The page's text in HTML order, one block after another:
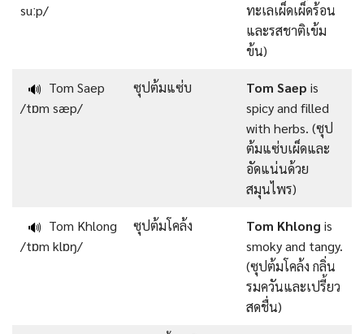
suːp/
ทะเลเผ็ดเผ็ดร้อน
และรสชาติเข้ม
ข้น)
🔊 Tom Saep
/tɒm sæp/
ซุปต้มแซ่บ Tom Saep is
spicy and filled
with herbs. (ซุป
ต้มแซ่บเผ็ดและ
อัดแน่นด้วย
สมุนไพร)
🔊 Tom Khlong
/tɒm klɒŋ/
ซุปต้มโคล้ง Tom Khlong is
smoky and tangy.
(ซุปต้มโคล้ง กลิ่น
รมควันและเปรี้ยว
สดชื่น)